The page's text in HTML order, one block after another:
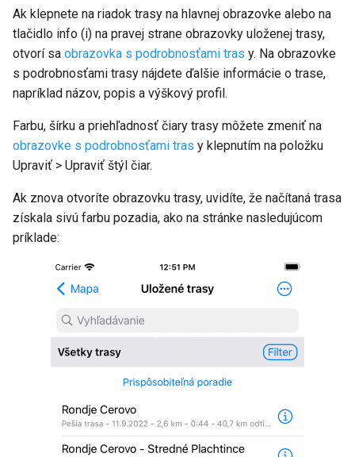
Ak klepnete na riadok trasy na hlavnej obrazovke alebo na
tlačidlo info (i) na pravej strane obrazovky uloženej trasy,
otvorí sa obrazovka s podrobnosťami tras y. Na obrazovke
s podrobnosťami trasy nájdete ďalšie informácie o trase,
napríklad názov, popis a výškový profil.
Farbu, šírku a priehľadnosť čiary trasy môžete zmeniť na
obrazovke s podrobnosťami tras y klepnutím na položku
Upraviť > Upraviť štýl čiar.
Ak znova otvoríte obrazovku trasy, uvidíte, že načítaná trasa
získala sivú farbu pozadia, ako na stránke nasledujúcom
príklade: